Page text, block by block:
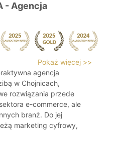
- Agencja
Pokaż więcej >>
agencja
w Chojnicach,
rozwiązania przede
e-commerce, ale
branż. Do jej
marketing cyfrowy,